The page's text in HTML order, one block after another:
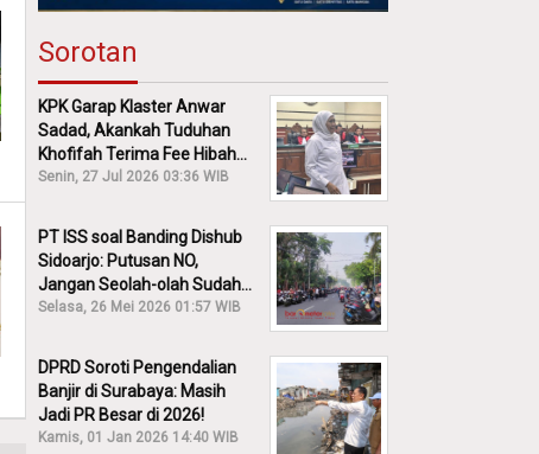
Sorotan
KPK Garap Klaster Anwar
Sadad, Akankah Tuduhan
Khofifah Terima Fee Hibah
30% Diusut?
Senin, 27 Jul 2026 03:36 WIB
PT ISS soal Banding Dishub
Sidoarjo: Putusan NO,
Jangan Seolah-olah Sudah
Menang!
Selasa, 26 Mei 2026 01:57 WIB
DPRD Soroti Pengendalian
Banjir di Surabaya: Masih
Jadi PR Besar di 2026!
Kamis, 01 Jan 2026 14:40 WIB